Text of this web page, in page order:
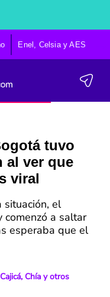
Enel, Celsia y AES
tuvo
al ver que
viral
situación, el
comenzó a saltar
esperaba que el
Chía y otros